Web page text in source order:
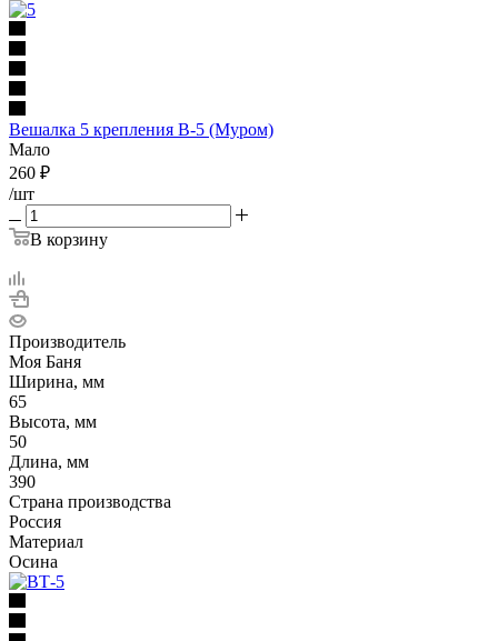
Вешалка 5 крепления В-5 (Муром)
Мало
260 ₽
/шт
В корзину
Производитель
Моя Баня
Ширина, мм
65
Высота, мм
50
Длина, мм
390
Страна производства
Россия
Материал
Осина